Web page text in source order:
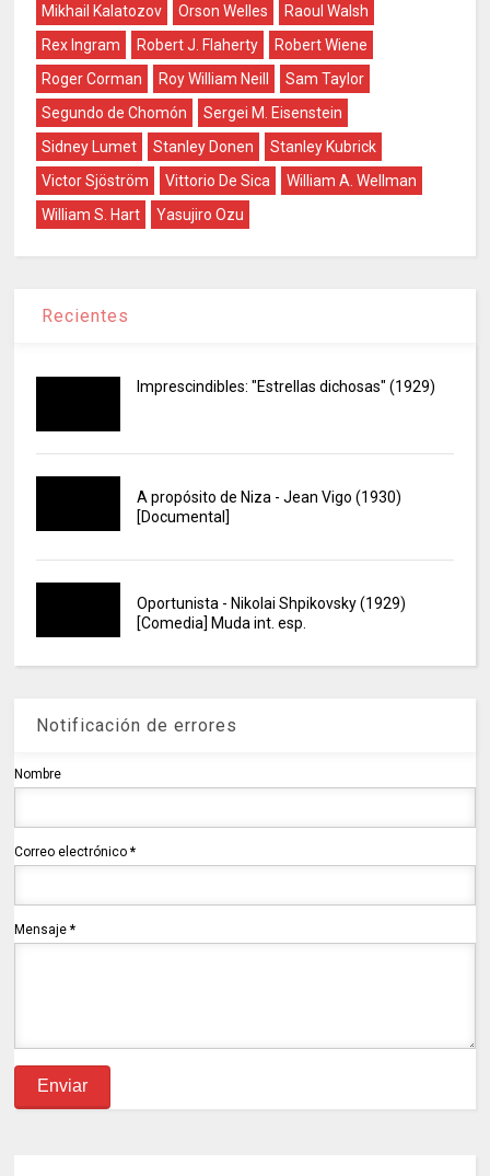
Mikhail Kalatozov
Orson Welles
Raoul Walsh
Rex Ingram
Robert J. Flaherty
Robert Wiene
Roger Corman
Roy William Neill
Sam Taylor
Segundo de Chomón
Sergei M. Eisenstein
Sidney Lumet
Stanley Donen
Stanley Kubrick
Victor Sjöström
Vittorio De Sica
William A. Wellman
William S. Hart
Yasujiro Ozu
Recientes
Imprescindibles: "Estrellas dichosas" (1929)
A propósito de Niza - Jean Vigo (1930)
[Documental]
Oportunista - Nikolai Shpikovsky (1929)
[Comedia] Muda int. esp.
Notificación de errores
Nombre
Correo electrónico*
Mensaje*